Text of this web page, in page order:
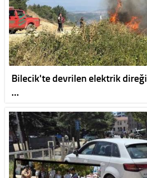
Bilecik'te devrilen elektrik direği
…